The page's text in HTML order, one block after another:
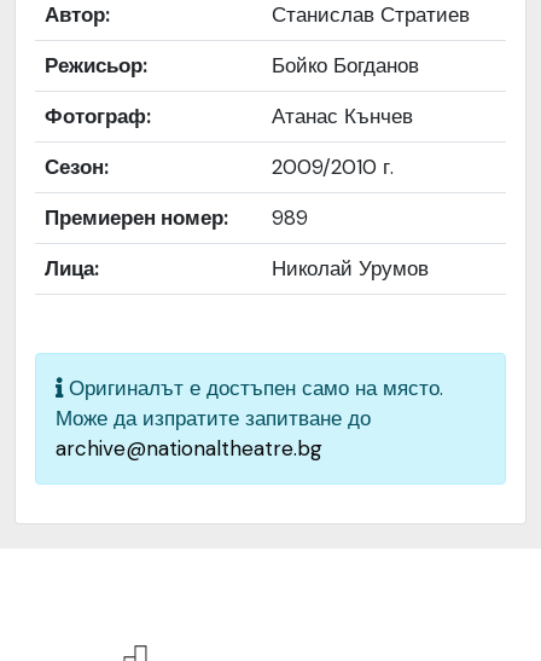
Права за
ползване
Да се цитира източник:
„Художествен архив НТ
„Иван Вазов“
Предоставяща
страна
България
Качество на
изображението
Средно
Вазов“, гр. София, България
Автор:
Станислав Стратиев
Режисьор:
Бойко Богданов
Фотограф:
Атанас Кънчев
Сезон:
2009/2010 г.
Премиерен номер:
989
Лица:
Николай Урумов
Оригиналът е достъпен само на място.
Може да изпратите запитване до
archive@nationaltheatre.bg